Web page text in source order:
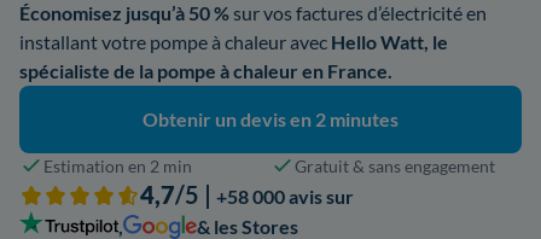
Économisez jusqu’à 50 %sur vos factures d’électricité en
installant votre pompe à chaleur avec Hello Watt, le
spécialiste de la pompe à chaleur en France.
Obtenir un devis en 2 minutes
Estimation en 2 min Gratuit & sans engagement
4,7/5 | +58 000 avis sur
,
& les Stores